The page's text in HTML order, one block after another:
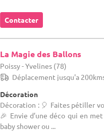
Contacter
La Magie des Ballons
Poissy - Yvelines (78)
Déplacement jusqu'a
Décoration
Décoration : 🎈 Faites pétiller
🎉 Envie d’une déco qui en
baby shower ou ...